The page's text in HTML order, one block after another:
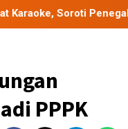
Hukum
PPPK